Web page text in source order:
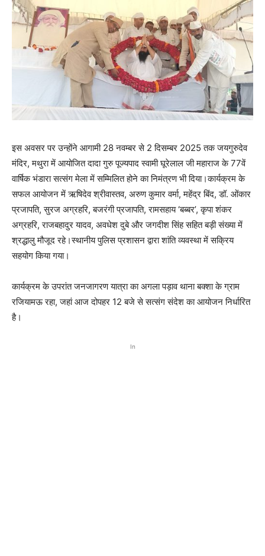
इस अवसर पर उन्होंने आगामी 28 नवम्बर से 2 दिसम्बर 2025 तक जयगुरुदेव
मंदिर, मथुरा में आयोजित दादा गुरु पूज्यपाद स्वामी घूरेलाल जी महाराज के 77वें
वार्षिक भंडारा सत्संग मेला में सम्मिलित होने का निमंत्रण भी दिया।कार्यक्रम के
सफल आयोजन में ऋषिदेव श्रीवास्तव, अरुण कुमार वर्मा, महेंद्र बिंद, डॉ. ओंकार
प्रजापति, सुरज अग्रहरि, बजरंगी प्रजापति, रामसहाय ‘बब्बर’, कृपा शंकर
अग्रहरि, राजबहादुर यादव, अवधेश दुबे और जगदीश सिंह सहित बड़ी संख्या में
श्रद्धालु मौजूद रहे।स्थानीय पुलिस प्रशासन द्वारा शांति व्यवस्था में सक्रिय
सहयोग किया गया।
कार्यक्रम के उपरांत जनजागरण यात्रा का अगला पड़ाव थाना बक्शा के ग्राम
रजियामऊ रहा, जहां आज दोपहर 12 बजे से सत्संग संदेश का आयोजन निर्धारित
है।
In